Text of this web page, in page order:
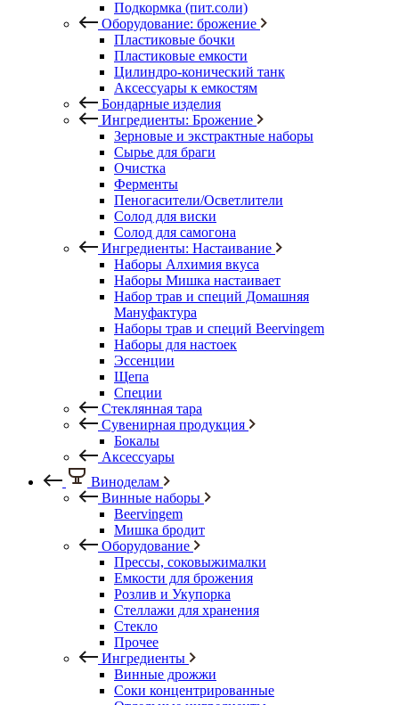
Подкормка (пит.соли)
Оборудование: брожение
Пластиковые бочки
Пластиковые емкости
Цилиндро-конический танк
Аксессуары к емкостям
Бондарные изделия
Ингредиенты: Брожение
Зерновые и экстрактные наборы
Сырье для браги
Очистка
Ферменты
Пеногасители/Осветлители
Солод для виски
Солод для самогона
Ингредиенты: Настаивание
Наборы Алхимия вкуса
Наборы Мишка настаивает
Набор трав и специй Домашняя
Мануфактура
Наборы трав и специй Beervingem
Наборы для настоек
Эссенции
Щепа
Специи
Стеклянная тара
Сувенирная продукция
Бокалы
Аксессуары
Виноделам
Винные наборы
Beervingem
Мишка бродит
Оборудование
Прессы, соковыжималки
Емкости для брожения
Розлив и Укупорка
Стеллажи для хранения
Стекло
Прочее
Ингредиенты
Винные дрожжи
Соки концентрированные